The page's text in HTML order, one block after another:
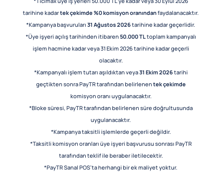
tarihine kadartek çekimde %0 komisyon oranındanfaydalanacaktır.
*Kampanya başvuruları31 Ağustos 2026tarihine kadar geçerlidir.
*Üye işyeri açılış tarihinden itibaren 50.000 TLtoplam kampanyalı
işlem hacmine kadar veya 31 Ekim 2026 tarihine kadar geçerli
olacaktır.
*Kampanyalı işlem tutarı aşıldıktan veya31 Ekim 2026tarihi
geçtikten sonra PayTR tarafından belirlenen tek çekimde
komisyon oranı uygulanacaktır.
*Bloke süresi, PayTR tarafından belirlenen süre doğrultusunda
uygulanacaktır.
*Kampanya taksitli işlemlerde geçerli değildir.
*Taksitli komisyon oranları üye işyeri başvurusu sonrası PayTR
tarafından teklif ile beraber iletilecektir.
*PayTR Sanal POS’ta herhangi bir ek maliyet yoktur.